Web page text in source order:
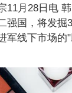
11月28日电
强国，将发掘
军线下市场的